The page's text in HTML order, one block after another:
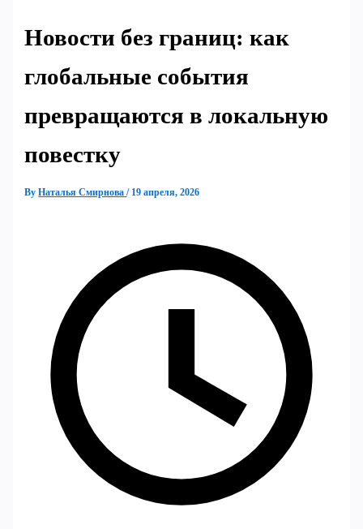
Новости без границ: как
глобальные события
превращаются в локальную
повестку
ByНаталья Смирнова/ 19 апреля, 2026